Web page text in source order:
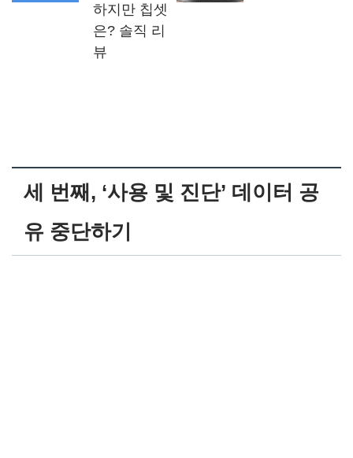
하지만 칩셋
은? 솔직 리
뷰
세 번째, ‘사용 및 진단’ 데이터 공
유 중단하기